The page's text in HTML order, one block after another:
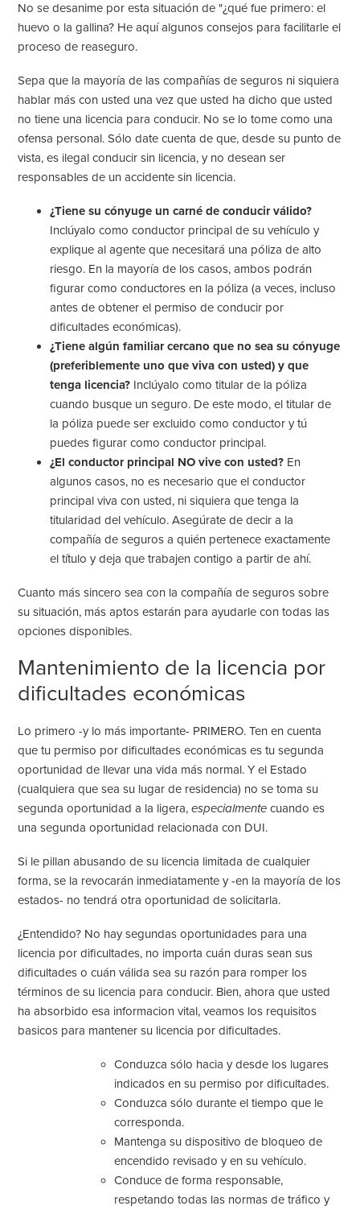
No se desanime por esta situación de "¿qué fue primero: el
huevo o la gallina? He aquí algunos consejos para facilitarle el
proceso de reaseguro.
Sepa que la mayoría de las compañías de seguros ni siquiera
hablar más con usted una vez que usted ha dicho que usted
no tiene una licencia para conducir. No se lo tome como una
ofensa personal. Sólo date cuenta de que, desde su punto de
vista, es ilegal conducir sin licencia, y no desean ser
responsables de un accidente sin licencia.
¿Tiene su cónyuge un carné de conducir válido?
Inclúyalo como conductor principal de su vehículo y
explique al agente que necesitará una póliza de alto
riesgo. En la mayoría de los casos, ambos podrán
figurar como conductores en la póliza (a veces, incluso
antes de obtener el permiso de conducir por
dificultades económicas).
¿Tiene algún familiar cercano que no sea su cónyuge
(preferiblemente uno que viva con usted) y que
tenga licencia? Inclúyalo como titular de la póliza
cuando busque un seguro. De este modo, el titular de
la póliza puede ser excluido como conductor y tú
puedes figurar como conductor principal.
¿El conductor principal NO vive con usted? En
algunos casos, no es necesario que el conductor
principal viva con usted, ni siquiera que tenga la
titularidad del vehículo. Asegúrate de decir a la
compañía de seguros a quién pertenece exactamente
el título y deja que trabajen contigo a partir de ahí.
Cuanto más sincero sea con la compañía de seguros sobre
su situación, más aptos estarán para ayudarle con todas las
opciones disponibles.
Mantenimiento de la licencia por
dificultades económicas
Lo primero -y lo más importante- PRIMERO. Ten en cuenta
que tu permiso por dificultades económicas es tu segunda
oportunidad de llevar una vida más normal. Y el Estado
(cualquiera que sea su lugar de residencia) no se toma su
segunda oportunidad a la ligera,especialmente cuando es
una segunda oportunidad relacionada con DUI.
Si le pillan abusando de su licencia limitada de cualquier
forma, se la revocarán inmediatamente y -en la mayoría de los
estados- no tendrá otra oportunidad de solicitarla.
¿Entendido? No hay segundas oportunidades para una
licencia por dificultades, no importa cuán duras sean sus
dificultades o cuán válida sea su razón para romper los
términos de su licencia para conducir. Bien, ahora que usted
ha absorbido esa informacion vital, veamos los requisitos
basicos para mantener su licencia por dificultades.
Conduzca sólo hacia y desde los lugares
indicados en su permiso por dificultades.
Conduzca sólo durante el tiempo que le
corresponda.
Mantenga su dispositivo de bloqueo de
encendido revisado y en su vehículo.
Conduce de forma responsable,
respetando todas las normas de tráfico y